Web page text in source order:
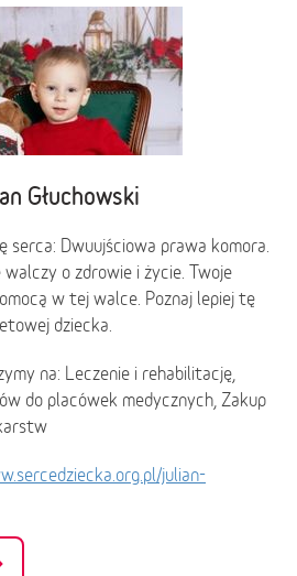
Głuchowski
serca: Dwuujściowa prawa komora.
o zdrowie i życie. Twoje
w tej walce. Poznaj lepiej tę
dziecka.
na: Leczenie i rehabilitację,
do placówek medycznych, Zakup
julian-